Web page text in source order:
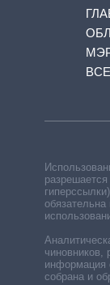
обязательна
чиновников,
информация
собрана и